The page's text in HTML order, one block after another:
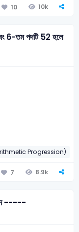
10 10k
6-তম পদটি 52 হলে
(Arithmetic Progression)
7 8.9k
-----